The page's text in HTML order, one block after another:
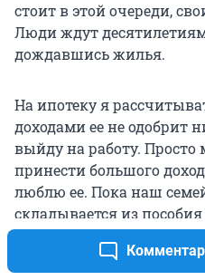
стоит в этой очереди,
Люди ждут
дождавшись жилья.
На ипотеку я
доходами ее не одобрит
выйду на работу. Просто
принести большого
люблю ее. Пока наш
складывается из
трех лет — это около 12
плюс пенсия по